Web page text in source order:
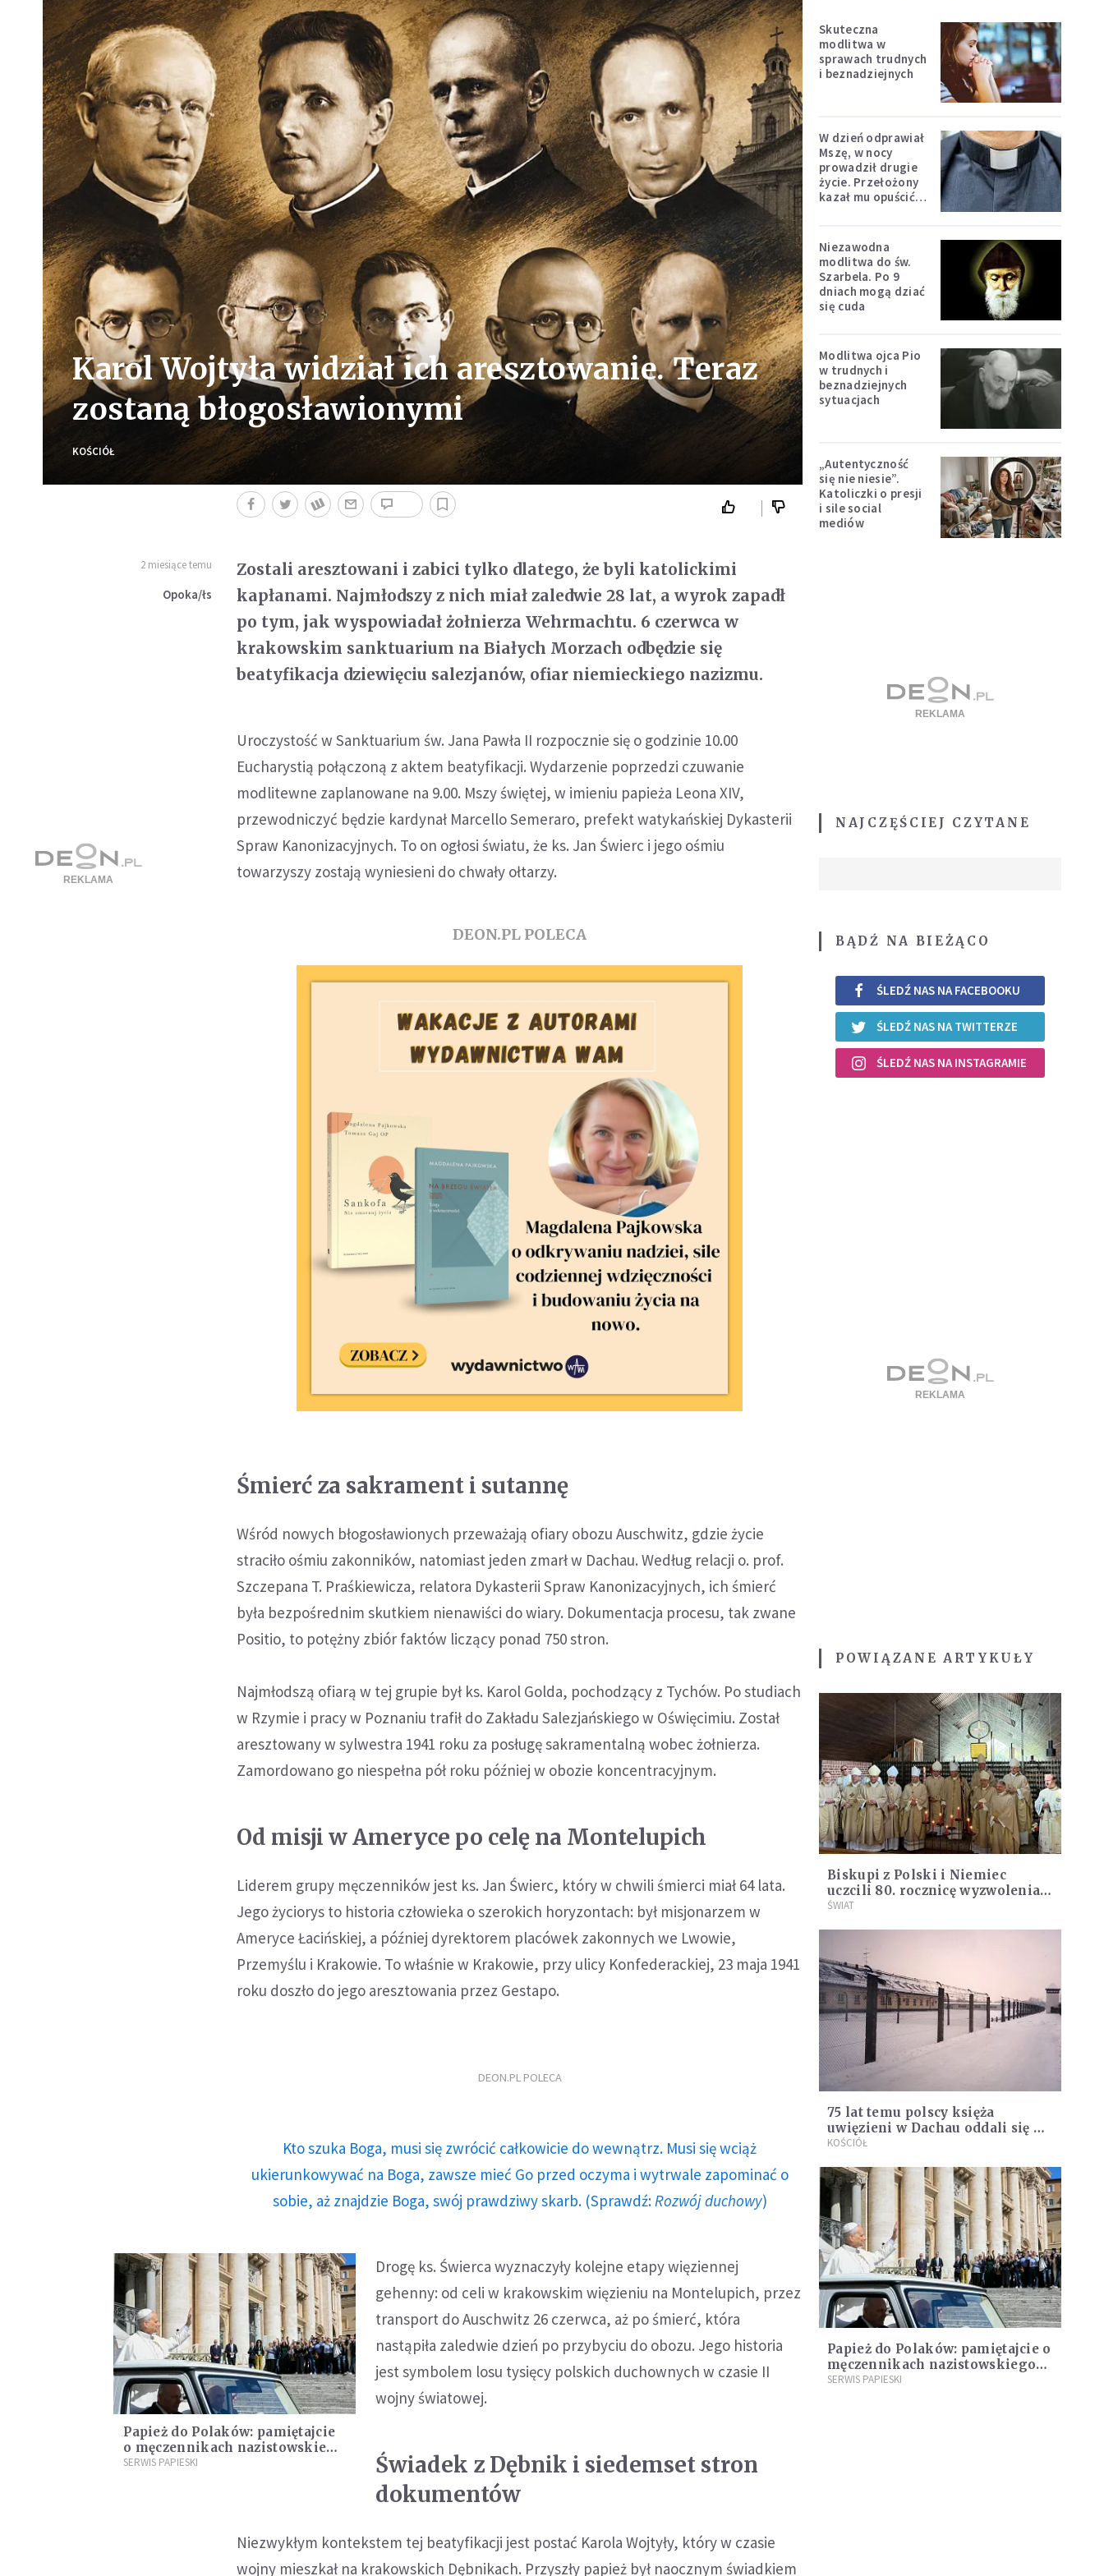
Karol Wojtyła widział ich aresztowanie. Teraz
zostaną błogosławionymi
KOŚCIÓŁ
2 miesiące temu
Opoka/łs
Zostali aresztowani i zabici tylko dlatego, że byli katolickimi
kapłanami. Najmłodszy z nich miał zaledwie 28 lat, a wyrok zapadł
po tym, jak wyspowiadał żołnierza Wehrmachtu. 6 czerwca w
krakowskim sanktuarium na Białych Morzach odbędzie się
beatyfikacja dziewięciu salezjanów, ofiar niemieckiego nazizmu.
Uroczystość w Sanktuarium św. Jana Pawła II rozpocznie się o godzinie 10.00
Eucharystią połączoną z aktem beatyfikacji. Wydarzenie poprzedzi czuwanie
modlitewne zaplanowane na 9.00. Mszy świętej, w imieniu papieża Leona XIV,
przewodniczyć będzie kardynał Marcello Semeraro, prefekt watykańskiej Dykasterii
Spraw Kanonizacyjnych. To on ogłosi światu, że ks. Jan Świerc i jego ośmiu
towarzyszy zostają wyniesieni do chwały ołtarzy.
DEON.PL POLECA
Śmierć za sakrament i sutannę
Wśród nowych błogosławionych przeważają ofiary obozu Auschwitz, gdzie życie
straciło ośmiu zakonników, natomiast jeden zmarł w Dachau. Według relacji o. prof.
Szczepana T. Praśkiewicza, relatora Dykasterii Spraw Kanonizacyjnych, ich śmierć
była bezpośrednim skutkiem nienawiści do wiary. Dokumentacja procesu, tak zwane
Positio, to potężny zbiór faktów liczący ponad 750 stron.
Najmłodszą ofiarą w tej grupie był ks. Karol Golda, pochodzący z Tychów. Po studiach
w Rzymie i pracy w Poznaniu trafił do Zakładu Salezjańskiego w Oświęcimiu. Został
aresztowany w sylwestra 1941 roku za posługę sakramentalną wobec żołnierza.
Zamordowano go niespełna pół roku później w obozie koncentracyjnym.
Od misji w Ameryce po celę na Montelupich
Liderem grupy męczenników jest ks. Jan Świerc, który w chwili śmierci miał 64 lata.
Jego życiorys to historia człowieka o szerokich horyzontach: był misjonarzem w
Ameryce Łacińskiej, a później dyrektorem placówek zakonnych we Lwowie,
Przemyślu i Krakowie. To właśnie w Krakowie, przy ulicy Konfederackiej, 23 maja 1941
roku doszło do jego aresztowania przez Gestapo.
DEON.PL POLECA
Kto szuka Boga, musi się zwrócić całkowicie do wewnątrz. Musi się wciąż
ukierunkowywać na Boga, zawsze mieć Go przed oczyma i wytrwale zapominać o
sobie, aż znajdzie Boga, swój prawdziwy skarb. (Sprawdź: Rozwój duchowy)
Papież do Polaków: pamiętajcie
o męczennikach nazistowskiego
obozu koncentracyjnego w
SERWIS PAPIESKI
Drogę ks. Świerca wyznaczyły kolejne etapy więziennej
gehenny: od celi w krakowskim więzieniu na Montelupich, przez
transport do Auschwitz 26 czerwca, aż po śmierć, która
nastąpiła zaledwie dzień po przybyciu do obozu. Jego historia
jest symbolem losu tysięcy polskich duchownych w czasie II
wojny światowej.
Świadek z Dębnik i siedemset stron
dokumentów
Niezwykłym kontekstem tej beatyfikacji jest postać Karola Wojtyły, który w czasie
wojny mieszkał na krakowskich Dębnikach. Przyszły papież był naocznym świadkiem
Skuteczna
modlitwa w
sprawach trudnych
i beznadziejnych
W dzień odprawiał
Mszę, w nocy
prowadził drugie
życie. Przełożony
kazał mu opuścić
Niezawodna
modlitwa do św.
Szarbela. Po 9
dniach mogą dziać
się cuda
Modlitwa ojca Pio
w trudnych i
beznadziejnych
sytuacjach
„Autentyczność
się nie niesie”.
Katoliczki o presji
i sile social
mediów
NAJCZĘŚCIEJ CZYTANE
BĄDŹ NA BIEŻĄCO
ŚLEDŹ NAS NA FACEBOOKU
ŚLEDŹ NAS NA TWITTERZE
ŚLEDŹ NAS NA INSTAGRAMIE
POWIĄZANE ARTYKUŁY
Biskupi z Polski i Niemiec
uczcili 80. rocznicę wyzwolenia
obozu w Dachau
ŚWIAT
75 lat temu polscy księża
uwięzieni w Dachau oddali się w
opiekę św. Józefowi
KOŚCIÓŁ
Papież do Polaków: pamiętajcie o
męczennikach nazistowskiego
obozu koncentracyjnego w
SERWIS PAPIESKI